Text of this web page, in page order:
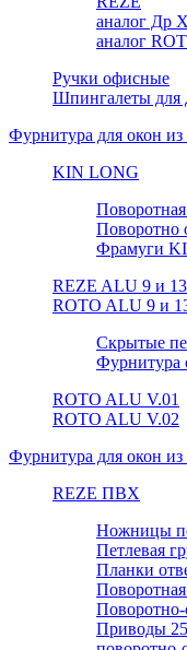
аналог Др
аналог
Ручки офисные
Шпингалеты для
Фурнитура для окон
KIN LONG
Поворотно
Фрамуги
REZE ALU 9 и 13
ROTO ALU 9 и
Скрытые
Фурнитура
ROTO ALU V.01
ROTO ALU V.02
Фурнитура для окон
REZE ПВХ
Ножницы
Петлевая
Планки
Поворотно-
Приводы